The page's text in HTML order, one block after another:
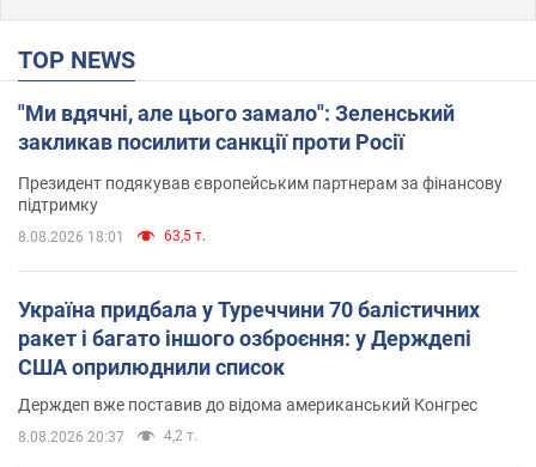
TOP NEWS
"Ми вдячні, але цього замало": Зеленський
закликав посилити санкції проти Росії
Президент подякував європейським партнерам за фінансову
підтримку
8.08.2026 18:01 63,5 т.
Україна придбала у Туреччини 70 балістичних
ракет і багато іншого озброєння: у Держдепі
США оприлюднили список
Держдеп вже поставив до відома американський Конгрес
8.08.2026 20:37 4,2 т.